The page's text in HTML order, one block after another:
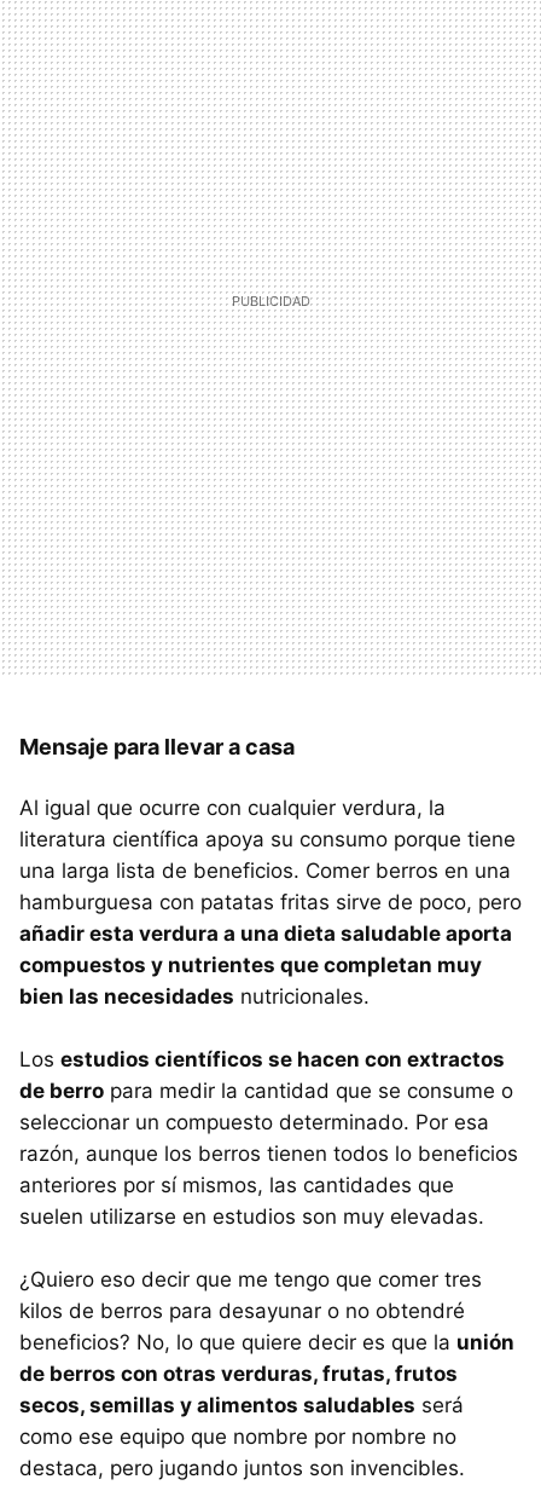
Mensaje para llevar a casa
Al igual que ocurre con cualquier verdura, la
literatura científica apoya su consumo porque tiene
una larga lista de beneficios. Comer berros en una
hamburguesa con patatas fritas sirve de poco, pero
añadir esta verdura a una dieta saludable aporta
compuestos y nutrientes que completan muy
bien las necesidades nutricionales.
Los estudios científicos se hacen con extractos
de berro para medir la cantidad que se consume o
seleccionar un compuesto determinado. Por esa
razón, aunque los berros tienen todos lo beneficios
anteriores por sí mismos, las cantidades que
suelen utilizarse en estudios son muy elevadas.
¿Quiero eso decir que me tengo que comer tres
kilos de berros para desayunar o no obtendré
beneficios? No, lo que quiere decir es que la unión
de berros con otras verduras, frutas, frutos
secos, semillas y alimentos saludables será
como ese equipo que nombre por nombre no
destaca, pero jugando juntos son invencibles.